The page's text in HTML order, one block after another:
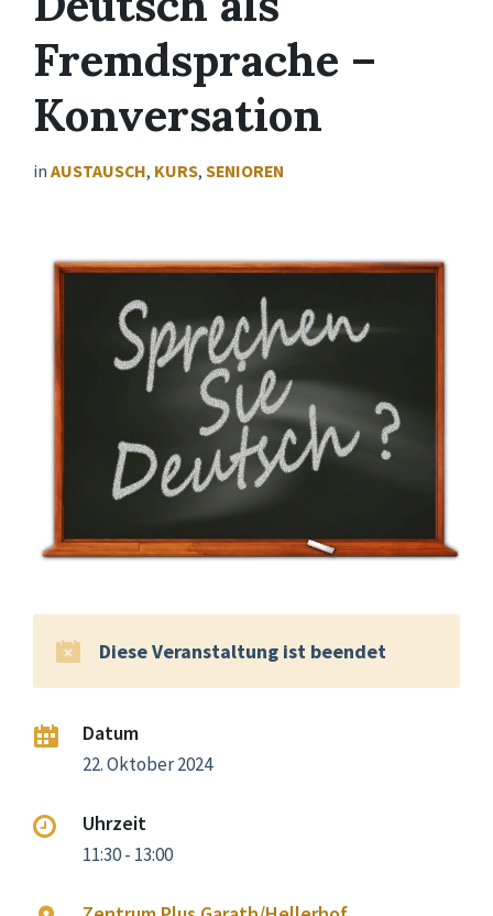
Fremdsprache –
Konversation
in AUSTAUSCH, KURS, SENIOREN
Diese Veranstaltung ist beendet
Datum
22. Oktober 2024
Uhrzeit
11:30 - 13:00